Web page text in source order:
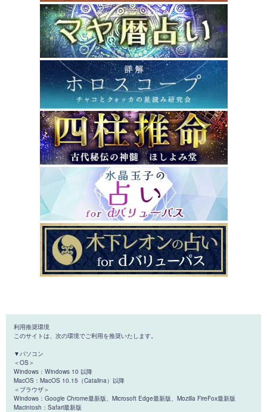
利用推奨環境
このサイトは、次の環境でご利用を推奨いたします。
▼パソコン
＜OS＞
Windows：Windows 10 以降
MacOS：MacOS 10.15（Catalina）以降
＜ブラウザ＞
Windows：Google Chrome最新版、Microsoft Edge最新版、Mozilla FireFox最新版
Macintosh：Safari最新版